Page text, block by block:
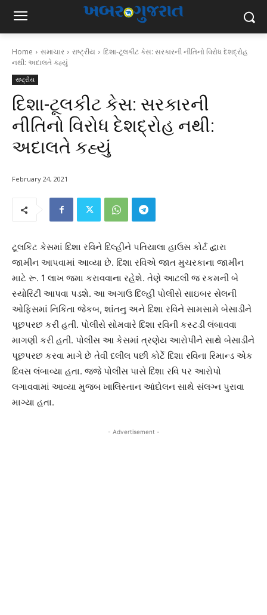
Home સમાચાર રાષ્ટ્રીય
દિશા-ટૂલકીટ કેસ: સરકારની નીતિનો વિરોધ દેશદ્રોહ
નથી: અદાલતે કહ્યું
રાષ્ટ્રીય
દિશા-ટૂલકીટ કેસ: સરકારની
નીતિનો વિરોધ દેશદ્રોહ નથી:
અદાલતે કહ્યું
February 24, 2021
ટૂલકિટ કેસમાં દિશા રવિને દિલ્હીને પતિયાલા હાઉસ કોર્ટ દ્વારા
જામીન આપવામાં આવ્યા છે. દિશા રવિએ જાત મુચરકાના જામીન
માટે રૂ. 1 લાખ જમા કરાવવાના રહેશે. તેણે આટલી જ રકમની બે
સ્યોરિટી આપવા પડશે. આ અગાઉ દિલ્હી પોલીસે સાઇબર સેલની
ઓફિસમાં નિકિતા જેકબ, શાંતનુ અને દિશા રવિને સામસામે બેસાડીને
પૂછપરછ કરી હતી. પોલીસે સોમવારે દિશા રવિની કસ્ટડી લંબાવવા
માગણી કરી હતી. પોલીસ આ કેસમાં ત્રણેય આરોપીને સાથે બેસાડીને
પૂછપરછ કરવા માગે છે તેવી દલીલ પછી કોર્ટે દિશા રવિના રિમાન્ડ એક
દિવસ લંબાવ્યા હતા. જજે પોલીસ પાસે દિશા રવિ પર આરોપો
લગાવવામાં આવ્યા મુજબ ખાલિસ્તાન આંદોલન સાથે સંલગ્ન પુરાવા
માગ્યા હતા.
- Advertisement -